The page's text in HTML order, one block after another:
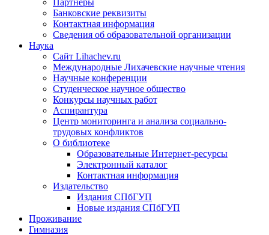
Партнеры
Банковские реквизиты
Контактная информация
Сведения об образовательной организации
Наука
Сайт Lihachev.ru
Международные Лихачевские научные чтения
Научные конференции
Студенческое научное общество
Конкурсы научных работ
Аспирантура
Центр мониторинга и анализа социально-
трудовых конфликтов
О библиотеке
Образовательные Интернет-ресурсы
Электронный каталог
Контактная информация
Издательство
Издания СПбГУП
Новые издания СПбГУП
Проживание
Гимназия